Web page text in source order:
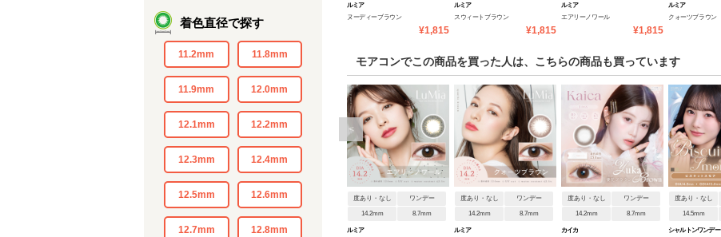
着色直径で探す
11.2mm 11.8mm
11.9mm 12.0mm
12.1mm 12.2mm
12.3mm 12.4mm
12.5mm 12.6mm
12.7mm 12.8mm
ルミア
ヌーディーブラウン
¥1,815
ルミア
スウィートブラウン
¥1,815
ルミア
エアリーノワール
¥1,815
ルミア
クォーツブラウン
モアコンでこの商品を買った人は、こちらの商品も買っています
度あり・なし ワンデー
14.2mm 8.7mm
ルミア
度あり・なし ワンデー
14.2mm 8.7mm
ルミア
度あり・なし ワンデー
14.2mm 8.7mm
カイカ
度あり・なし
14.5mm
シャルトンワンデー
<